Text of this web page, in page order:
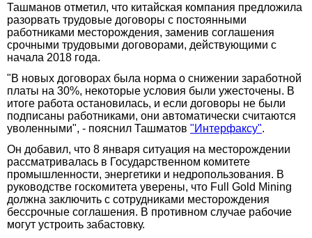
Ташманов отметил, что китайская компания предложила
разорвать трудовые договоры с постоянными
работниками месторождения, заменив соглашения
срочными трудовыми договорами, действующими с
начала 2018 года.
"В новых договорах была норма о снижении заработной
платы на 30%, некоторые условия были ужесточены. В
итоге работа остановилась, и если договоры не были
подписаны работниками, они автоматически считаются
уволенными", - пояснил Ташматов "Интерфаксу".
Он добавил, что 8 января ситуация на месторождении
рассматривалась в Государственном комитете
промышленности, энергетики и недропользования. В
руководстве госкомитета уверены, что Full Gold Mining
должна заключить с сотрудниками месторождения
бессрочные соглашения. В противном случае рабочие
могут устроить забастовку.